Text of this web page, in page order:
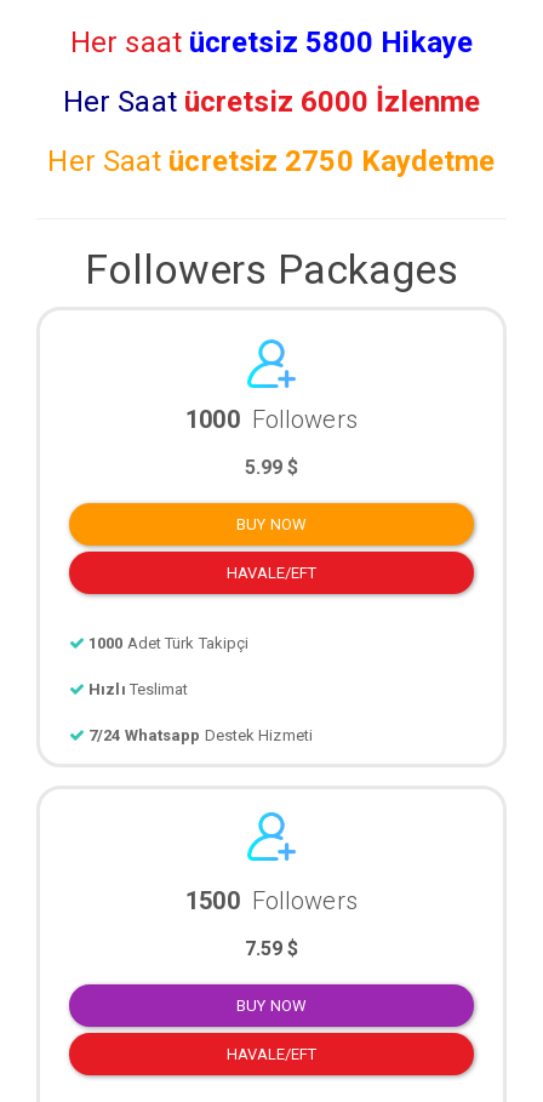
Her saat ücretsiz 5800 Hikaye
Her Saat ücretsiz 6000 İzlenme
Her Saat ücretsiz 2750 Kaydetme
Followers Packages
1000 Followers
5.99 $
BUY NOW
HAVALE/EFT
1000 Adet Türk Takipçi
Hızlı Teslimat
7/24 Whatsapp Destek Hizmeti
1500 Followers
7.59 $
BUY NOW
HAVALE/EFT